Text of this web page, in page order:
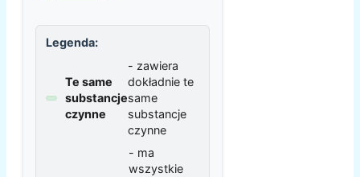
Legenda:
Te same
substancje
czynne
- zawiera
dokładnie te
same
substancje
czynne
- ma
wszystkie